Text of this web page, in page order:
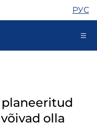
РУС
planeeritud
olla